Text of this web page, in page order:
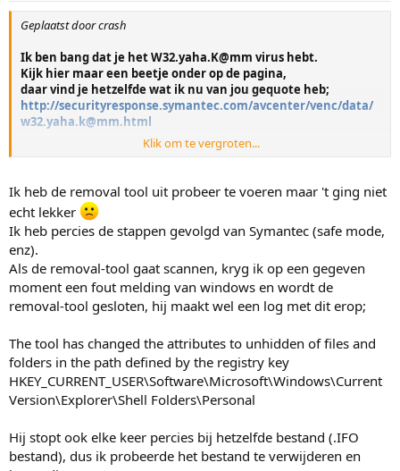
Geplaatst door crash
Ik ben bang dat je het W32.yaha.K@mm virus hebt.
Kijk hier maar een beetje onder op de pagina,
daar vind je hetzelfde wat ik nu van jou gequote heb;
http://securityresponse.symantec.com/avcenter/venc/data/
w32.yaha.k@mm.html
Hier vind je de removal tool+uitleg van Symantec;
w32.yaha.removal.tool.html
Klik om te vergroten...
Ik heb de removal tool uit probeer te voeren maar 't ging niet
echt lekker
Ik heb percies de stappen gevolgd van Symantec (safe mode,
enz).
Als de removal-tool gaat scannen, kryg ik op een gegeven
moment een fout melding van windows en wordt de
removal-tool gesloten, hij maakt wel een log met dit erop;
The tool has changed the attributes to unhidden of files and
folders in the path defined by the registry key
HKEY_CURRENT_USER\Software\Microsoft\Windows\Current
Version\Explorer\Shell Folders\Personal
Hij stopt ook elke keer percies bij hetzelfde bestand (.IFO
bestand), dus ik probeerde het bestand te verwijderen en